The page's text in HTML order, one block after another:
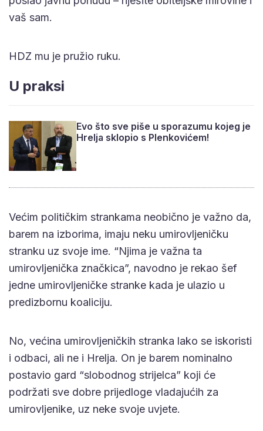
vaš sam.
HDZ mu je pružio ruku.
U praksi
Evo što sve piše u sporazumu kojeg je
Hrelja sklopio s Plenkovićem!
Većim političkim strankama neobično je važno da,
barem na izborima, imaju neku umirovljeničku
stranku uz svoje ime. “Njima je važna ta
umirovljenička značkica”, navodno je rekao šef
jedne umirovljeničke stranke kada je ulazio u
predizbornu koaliciju.
No, većina umirovljeničkih stranka lako se iskoristi
i odbaci, ali ne i Hrelja. On je barem nominalno
postavio gard “slobodnog strijelca” koji će
podržati sve dobre prijedloge vladajućih za
umirovljenike, uz neke svoje uvjete.